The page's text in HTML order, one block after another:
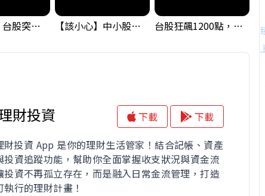
【藏訊號】台股突破季線，週一我提醒了這個關鍵訊號 【該小心】中小股派對結束 ? 關鍵訊號都指向... 台股狂飆1200點，但還有兩關沒過｜Mr.Jimmy高志銘 #台股 #期貨 #加權指數
財投資
下載
下載
財投資 App 是你的理財生活管家！結合記帳、資產
投資追蹤功能，幫助你全面掌握收支狀況與資金流
投資不再孤立存在，而是融入日常金流管理，打造
執行的理財計畫！